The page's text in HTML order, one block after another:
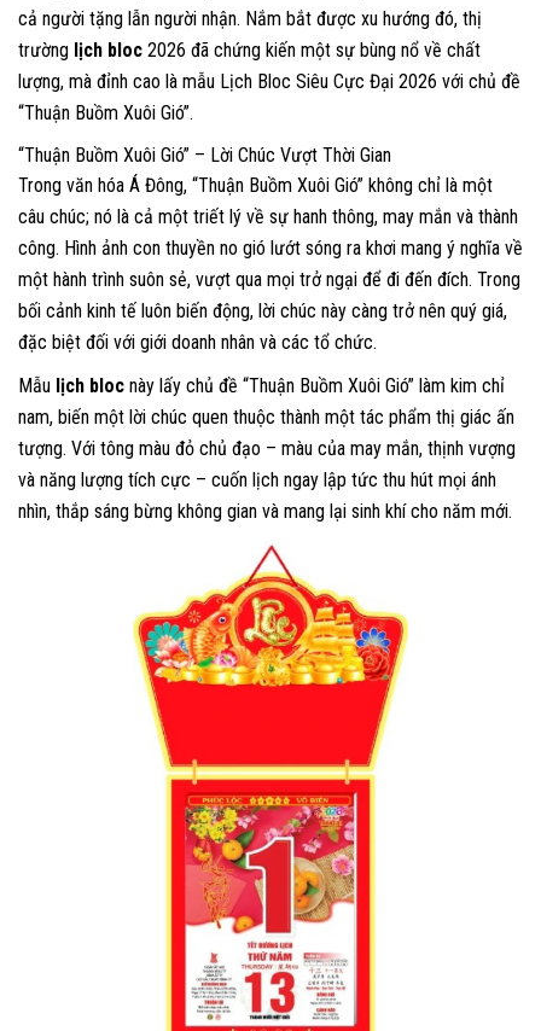
cả người tặng lẫn người nhận. Nắm bắt được xu hướng đó, thị
trường lịch bloc 2026 đã chứng kiến một sự bùng nổ về chất
lượng, mà đỉnh cao là mẫu Lịch Bloc Siêu Cực Đại 2026 với chủ đề
“Thuận Buồm Xuôi Gió”.
“Thuận Buồm Xuôi Gió” – Lời Chúc Vượt Thời Gian
Trong văn hóa Á Đông, “Thuận Buồm Xuôi Gió” không chỉ là một
câu chúc; nó là cả một triết lý về sự hanh thông, may mắn và thành
công. Hình ảnh con thuyền no gió lướt sóng ra khơi mang ý nghĩa về
một hành trình suôn sẻ, vượt qua mọi trở ngại để đi đến đích. Trong
bối cảnh kinh tế luôn biến động, lời chúc này càng trở nên quý giá,
đặc biệt đối với giới doanh nhân và các tổ chức.
Mẫu lịch bloc này lấy chủ đề “Thuận Buồm Xuôi Gió” làm kim chỉ
nam, biến một lời chúc quen thuộc thành một tác phẩm thị giác ấn
tượng. Với tông màu đỏ chủ đạo – màu của may mắn, thịnh vượng
và năng lượng tích cực – cuốn lịch ngay lập tức thu hút mọi ánh
nhìn, thắp sáng bừng không gian và mang lại sinh khí cho năm mới.